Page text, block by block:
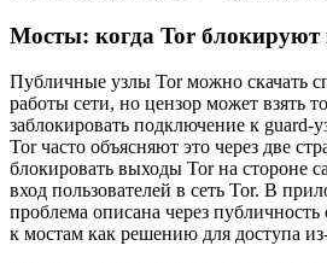
Мосты: когда Tor блокируют
Публичные узлы Tor можно скачать
работы сети, но цензор может взять
заблокировать подключение к guard-
Tor часто объясняют это через две
блокировать выходы Tor на стороне
вход пользователей в сеть Tor. В
проблема описана через публичность
к мостам как решению для доступа